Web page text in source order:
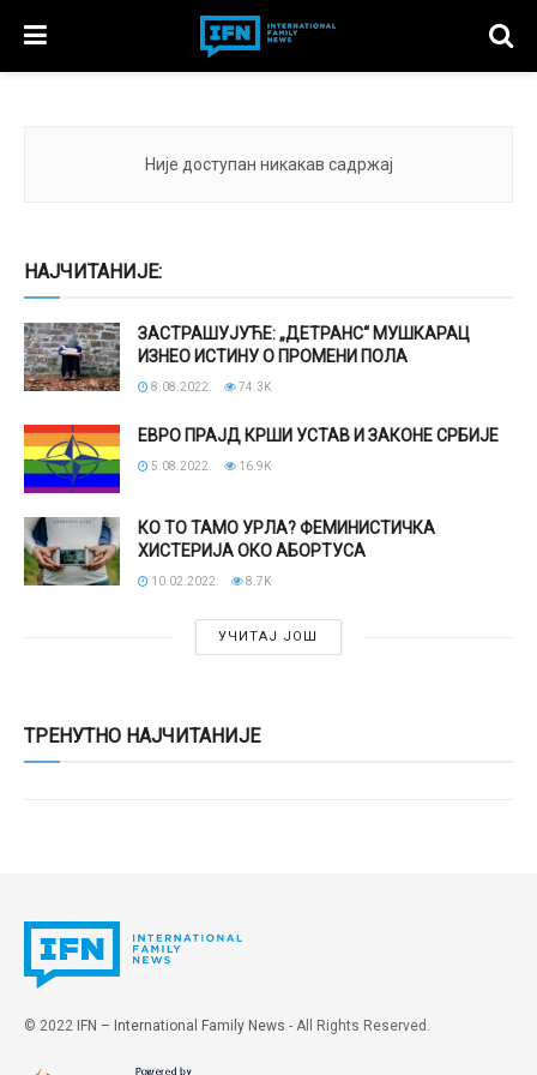
Није доступан никакав садржај
НАЈЧИТАНИЈЕ:
ЗАСТРАШУЈУЋЕ: „ДЕТРАНС“ МУШКАРАЦ
ИЗНЕО ИСТИНУ О ПРОМЕНИ ПОЛА
8.08.2022. 74.3K
ЕВРО ПРАЈД КРШИ УСТАВ И ЗАКОНЕ СРБИЈЕ
5.08.2022. 16.9K
КО ТО ТАМО УРЛА? ФЕМИНИСТИЧКА
ХИСТЕРИЈА ОКО АБОРТУСА
10.02.2022. 8.7K
УЧИТАЈ ЈОШ
ТРЕНУТНО НАЈЧИТАНИЈЕ
© 2022 IFN – International Family News - All Rights Reserved.